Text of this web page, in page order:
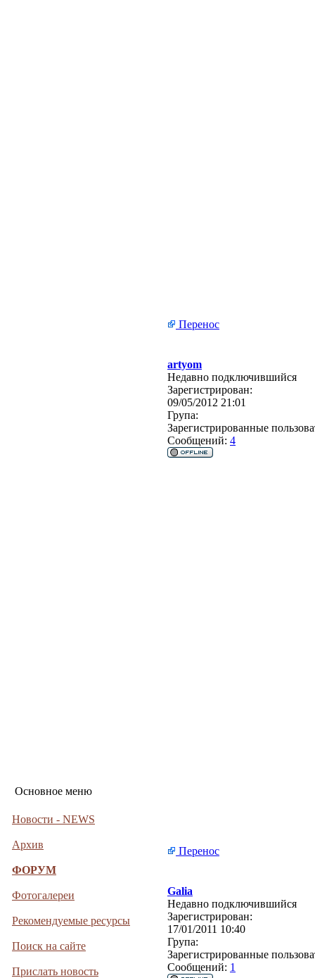
Основное меню
Новости - NEWS
Архив
ФОРУМ
Фотогалереи
Рекомендуемые ресурсы
Поиск на сайте
Прислать новость
Перенос
artyom
Недавно подключившийся
Зарегистрирован:
09/05/2012 21:01
Група:
Зарегистрированные
Сообщений: 4
Перенос
Galia
Недавно подключившийся
Зарегистрирован:
17/01/2011 10:40
Група:
Зарегистрированные
Сообщений: 1